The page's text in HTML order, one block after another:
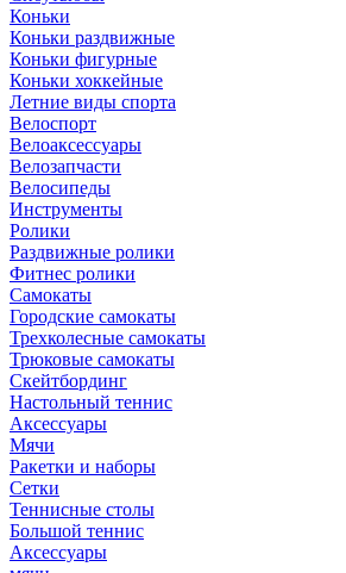
Коньки
Коньки раздвижные
Коньки фигурные
Коньки хоккейные
Летние виды спорта
Велоспорт
Велоаксессуары
Велозапчасти
Велосипеды
Инструменты
Ролики
Раздвижные ролики
Фитнес ролики
Самокаты
Городские самокаты
Трехколесные самокаты
Трюковые самокаты
Скейтбординг
Настольный теннис
Аксессуары
Мячи
Ракетки и наборы
Сетки
Теннисные столы
Большой теннис
Аксессуары